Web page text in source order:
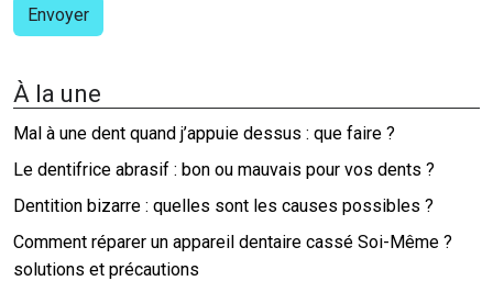
À la une
Mal à une dent quand j’appuie dessus : que faire ?
Le dentifrice abrasif : bon ou mauvais pour vos dents ?
Dentition bizarre : quelles sont les causes possibles ?
Comment réparer un appareil dentaire cassé Soi-Même ?
solutions et précautions